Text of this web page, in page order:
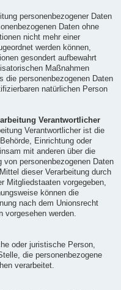
personenbezogener Daten
Daten ohne
nicht mehr einer
werden können,
gesondert aufbewahrt
Maßnahmen
die personenbezogenen Daten
natürlichen Person
Verantwortlicher
Verantwortlicher ist die
Einrichtung oder
mit anderen über die
personenbezogenen Daten
dieser Verarbeitung durch
Mitgliedstaaten vorgegeben,
können die
nach dem Unionsrecht
vorgesehen werden.
oder juristische Person,
die personenbezogene
verarbeitet.